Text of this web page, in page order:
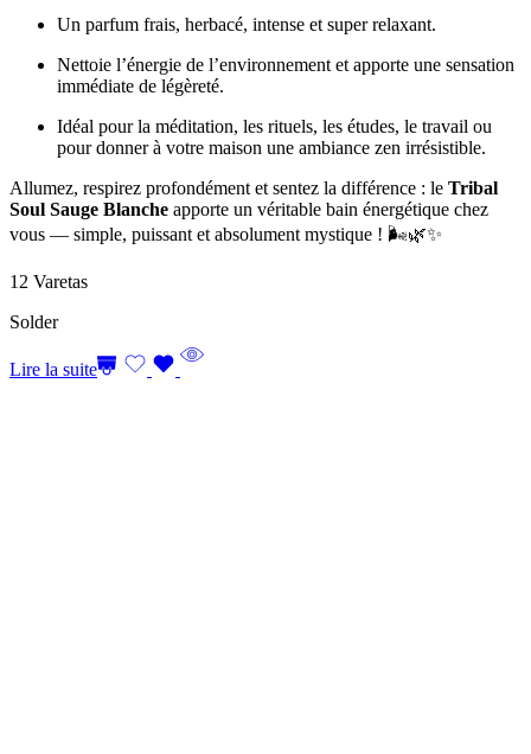
Un parfum frais, herbacé, intense et super relaxant.
Nettoie l’énergie de l’environnement et apporte une sensation
immédiate de légèreté.
Idéal pour la méditation, les rituels, les études, le travail ou
pour donner à votre maison une ambiance zen irrésistible.
Allumez, respirez profondément et sentez la différence : le Tribal
Soul Sauge Blanche apporte un véritable bain énergétique chez
vous — simple, puissant et absolument mystique ! 🌬️🌿✨
12 Varetas
Solder
Lire la suite